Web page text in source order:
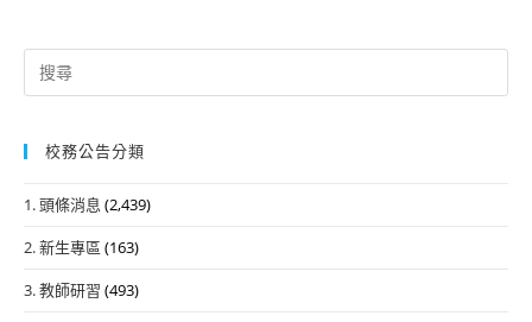
Search
for:
校務公告分類
1. 頭條消息 (2,439)
2. 新生專區 (163)
3. 教師研習 (493)